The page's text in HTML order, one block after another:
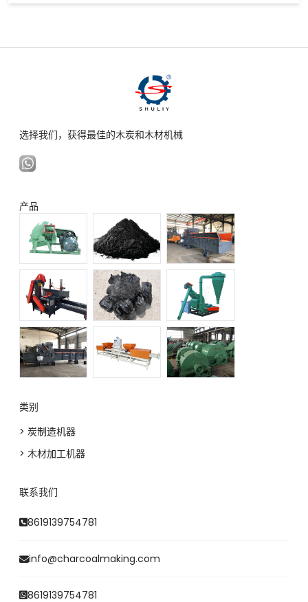
选择我们，获得最佳的木炭和木材机械
产品
类别
> 炭制造机器
> 木材加工机器
联系我们
8619139754781
info@charcoalmaking.com
8619139754781